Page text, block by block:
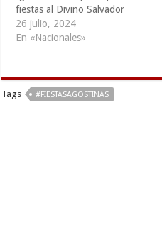
fiestas al Divino Salvador
26 julio, 2024
En «Nacionales»
Tags #FIESTASAGOSTINAS